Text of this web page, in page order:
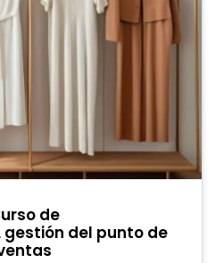
de
gestión del punto de